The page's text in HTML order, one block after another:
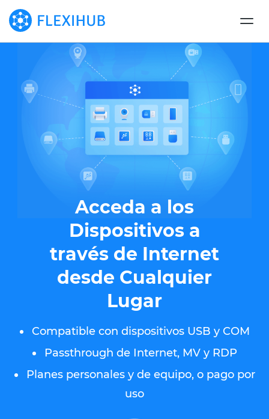
Acceda a los
Dispositivos a
través de Internet
desde Cualquier
Lugar
Compatible con dispositivos USB y COM
Passthrough de Internet, MV y RDP
Planes personales y de equipo, o pago por
uso